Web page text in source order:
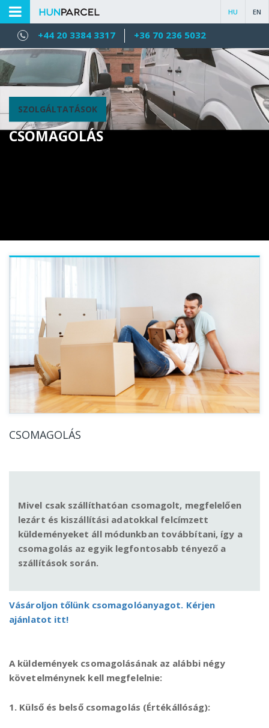
EN
HU
+44 20 3384 3317 +36 70 236 5032
SZOLGÁLTATÁSOK
CSOMAGOLÁS
CSOMAGOLÁS
Mivel csak szállíthatóan csomagolt, megfelelően
lezárt és kiszállítási adatokkal felcímzett
küldeményeket áll módunkban továbbítani, így a
csomagolás az egyik legfontosabb tényező a
szállítások során.
Vásároljon tőlünk csomagolóanyagot. Kérjen
ajánlatot itt!
A küldemények csomagolásának az alábbi négy
követelménynek kell megfelelnie:
1. Külső és belső csomagolás (Értékállóság):